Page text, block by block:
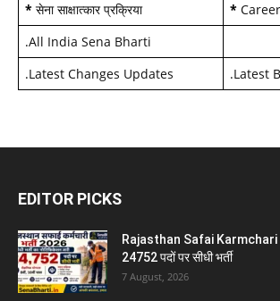
* सेना साक्षात्कार प्रक्रिया *
.All India Sena Bharti
.Latest Changes Updates .Latest
EDITOR PICKS
Rajasthan Safai
24752 पदों पर सीधी भर्ती
7 August, 2026